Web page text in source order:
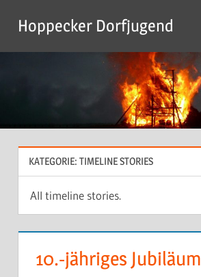
Inhalt
springen
Hoppecker Dorfjugend
KATEGORIE: TIMELINE STORIES
All timeline stories.
10.-jähriges Jubiläum